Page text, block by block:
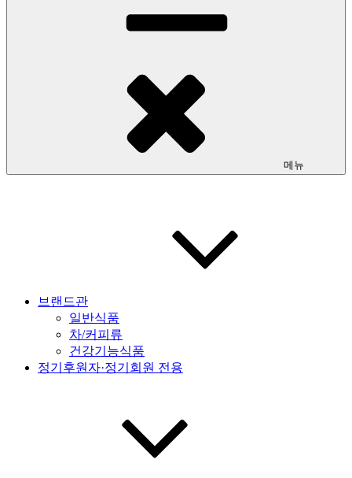
메뉴
브랜드관
일반식품
차/커피류
건강기능식품
정기후원자·정기회원 전용